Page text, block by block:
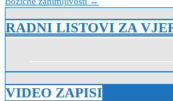
objava
RADNI LISTOVI ZA
VIDEO ZAPISI